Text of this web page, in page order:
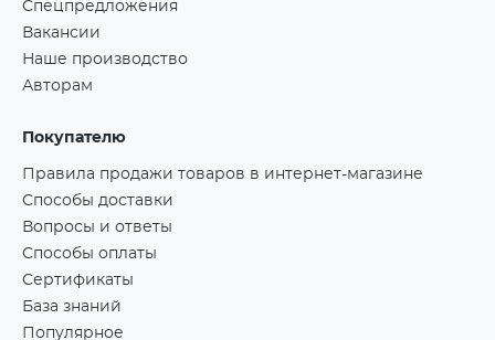
Спецпредложения
Вакансии
Наше производство
Авторам
Покупателю
Правила продажи товаров в интернет-магазине
Способы доставки
Вопросы и ответы
Способы оплаты
Сертификаты
База знаний
Популярное